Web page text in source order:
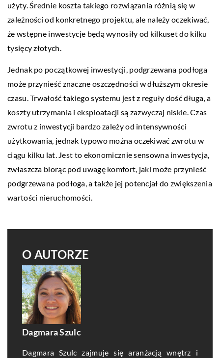
użyty. Średnie koszta takiego rozwiązania różnią się w
zależności od konkretnego projektu, ale należy oczekiwać,
że wstępne inwestycje będą wynosiły od kilkuset do kilku
tysięcy złotych.
Jednak po początkowej inwestycji, podgrzewana podłoga
może przynieść znaczne oszczędności w dłuższym okresie
czasu. Trwałość takiego systemu jest z reguły dość długa, a
koszty utrzymania i eksploatacji są zazwyczaj niskie. Czas
zwrotu z inwestycji bardzo zależy od intensywności
użytkowania, jednak typowo można oczekiwać zwrotu w
ciągu kilku lat. Jest to ekonomicznie sensowna inwestycja,
zwłaszcza biorąc pod uwagę komfort, jaki może przynieść
podgrzewana podłoga, a także jej potencjał do zwiększenia
wartości nieruchomości.
O AUTORZE
Dagmara Szulc
Dagmara Szulc zajmuje się aranżacją wnętrz i